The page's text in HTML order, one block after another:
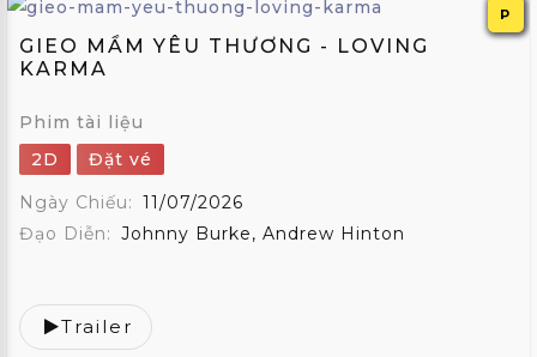
P
GIEO MẦM YÊU THƯƠNG - LOVING
KARMA
Phim tài liệu
2D
Đặt vé
Ngày Chiếu: 11/07/2026
Đạo Diễn: Johnny Burke, Andrew Hinton
Trailer